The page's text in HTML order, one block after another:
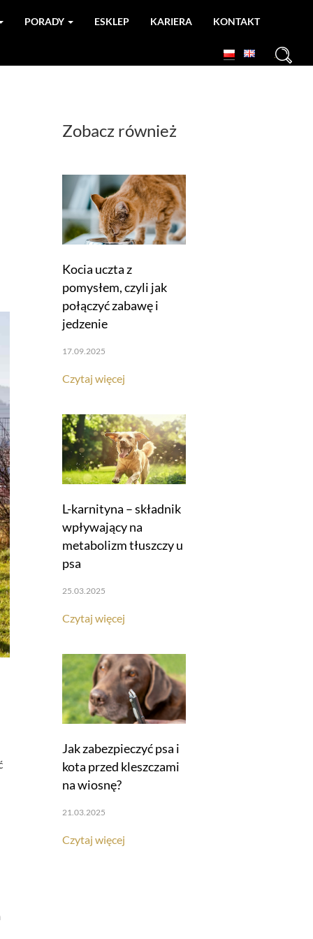
PORADY ESKLEP KARIERA KONTAKT
Zobacz również
Kocia uczta z
pomysłem, czyli jak
połączyć zabawę i
jedzenie
17.09.2025
Czytaj więcej
L-karnityna – składnik
wpływający na
metabolizm tłuszczy u
psa
25.03.2025
Czytaj więcej
Jak zabezpieczyć psa i
kota przed kleszczami
na wiosnę?
21.03.2025
Czytaj więcej